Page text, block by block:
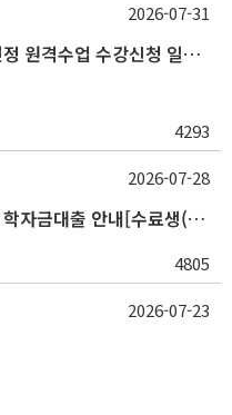
2026학년도 2학기 군복무 학점인정 원격수업 수강신청 일정 등 안내
4293
2026-07-31
2026학년도 2학기 한국장학재단 학자금대출 안내[수료생(연구생)]
4805
2026-07-28
2026-07-23